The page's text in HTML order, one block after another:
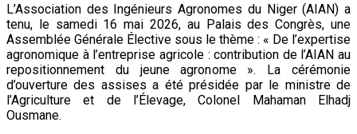
L’Association des Ingénieurs Agronomes du Niger (AIAN) a
tenu, le samedi 16 mai 2026, au Palais des Congrès, une
Assemblée Générale Élective sous le thème : « De l’expertise
agronomique à l’entreprise agricole : contribution de l’AIAN au
repositionnement du jeune agronome ». La cérémonie
d’ouverture des assises a été présidée par le ministre de
l’Agriculture et de l’Élevage, Colonel Mahaman Elhadj
Ousmane.